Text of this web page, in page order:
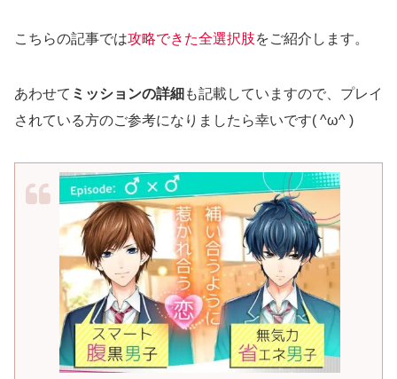
こちらの記事では攻略できた全選択肢をご紹介します。
あわせて ミッションの詳細 も記載していますので、プレイ
されている方のご参考になりましたら幸いです( ^ω^ )